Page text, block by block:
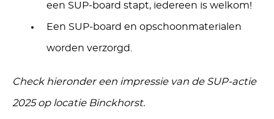
een SUP-board stapt, iedereen is welkom!
Een SUP-board en opschoonmaterialen
worden verzorgd.
Check hieronder een impressie van de SUP-actie
2025 op locatie Binckhorst.